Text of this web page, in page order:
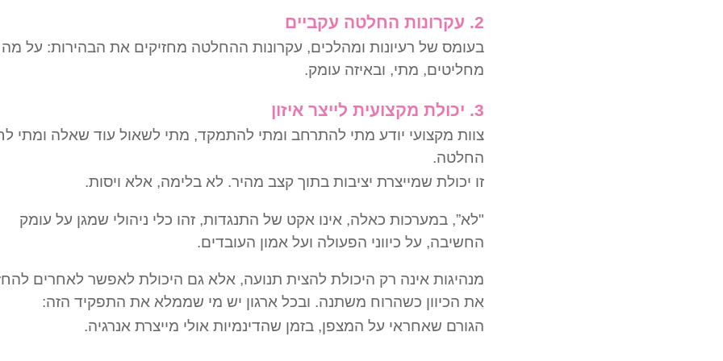
2. עקרונות החלטה עקביים
בעומס של רעיונות ומהלכים, עקרונות ההחלטה מחזיקים את הבהירות: על מה
מחליטים, מתי, ובאיזה עומק.
3. יכולת מקצועית לייצר איזון
צוות מקצועי יודע מתי להתרחב ומתי להתמקד, מתי לשאול עוד שאלה ומתי
החלטה.
זו יכולת שמייצרת יציבות בתוך קצב מהיר. לא בלימה, אלא ויסות.
"לא”, במערכות כאלה, אינו אקט של התנגדות, זהו כלי ניהולי שמגן על עומק
החשיבה, על כיווני הפעולה ועל אמון העובדים.
מנהיגות אינה רק היכולת להצית תנועה, אלא גם היכולת לאפשר לאחרים
את הכיוון כשהרוח משתנה. ובכל ארגון יש מי שממלא את התפקיד הזה:
הגורם שאחראי על המצפן, בזמן שהדינמיות אולי מייצרת אנרגיה.